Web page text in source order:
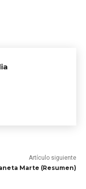
Artículo siguiente
Marte (Resumen)